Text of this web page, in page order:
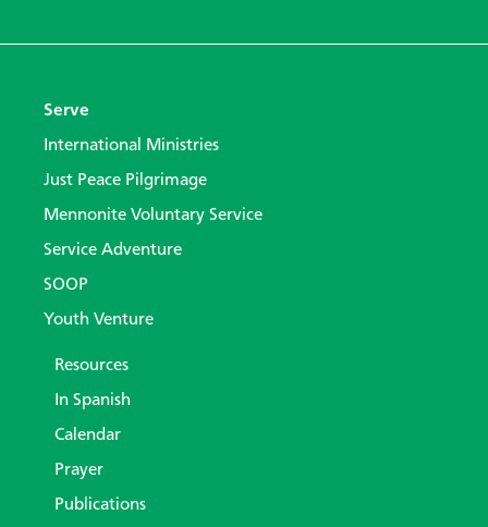
Serve
International Ministries
Just Peace Pilgrimage
Mennonite Voluntary Service
Service Adventure
SOOP
Youth Venture
Resources
In Spanish
Calendar
Prayer
Publications